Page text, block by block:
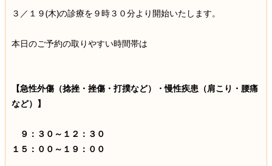
３／１９(木)の診療を９時３０分より開始いたします。
本日のご予約の取りやすい時間帯は
【急性外傷（捻挫・挫傷・打撲など）・慢性疾患（肩こり・腰痛
など）】
９：３０～１２：３０
１５：００～１９：００